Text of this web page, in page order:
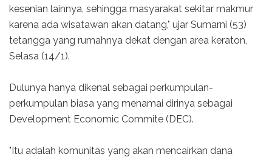
kesenian lainnya, sehingga masyarakat sekitar makmur
karena ada wisatawan akan datang," ujar Sumarni (53)
tetangga yang rumahnya dekat dengan area keraton,
Selasa (14/1).
Dulunya hanya dikenal sebagai perkumpulan-
perkumpulan biasa yang menamai dirinya sebagai
Development Economic Commite (DEC).
"Itu adalah komunitas yang akan mencairkan dana